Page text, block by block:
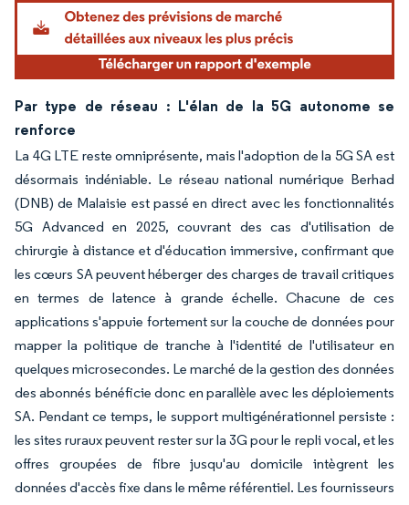
Par type de réseau : L'élan de la 5G autonome se
renforce
La 4G LTE reste omniprésente, mais l'adoption de la 5G SA est
désormais indéniable. Le réseau national numérique Berhad
(DNB) de Malaisie est passé en direct avec les fonctionnalités
5G Advanced en 2025, couvrant des cas d'utilisation de
chirurgie à distance et d'éducation immersive, confirmant que
les cœurs SA peuvent héberger des charges de travail critiques
en termes de latence à grande échelle. Chacune de ces
applications s'appuie fortement sur la couche de données pour
mapper la politique de tranche à l'identité de l'utilisateur en
quelques microsecondes. Le marché de la gestion des données
des abonnés bénéficie donc en parallèle avec les déploiements
SA. Pendant ce temps, le support multigénérationnel persiste :
les sites ruraux peuvent rester sur la 3G pour le repli vocal, et les
offres groupées de fibre jusqu'au domicile intègrent les
données d'accès fixe dans le même référentiel. Les fournisseurs